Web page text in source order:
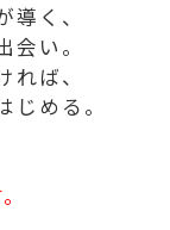
く、
い。
ば、
める。